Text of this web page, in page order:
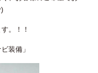
。！！
装備」